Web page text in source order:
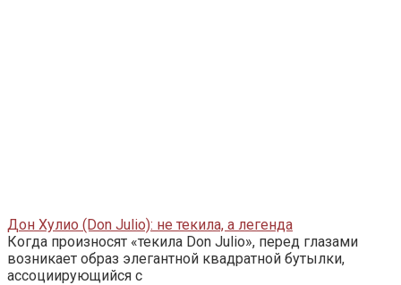
Дон Хулио (Don Julio): не текила, а легенда
Когда произносят «текила Don Julio», перед глазами
возникает образ элегантной квадратной бутылки,
ассоциирующийся с